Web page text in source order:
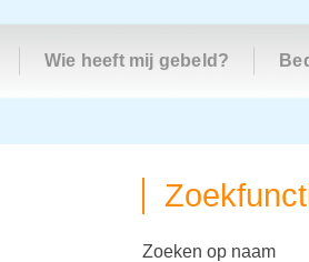
Wie heeft mij gebeld?
zoeken op naam